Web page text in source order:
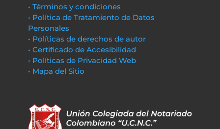
• Términos y condiciones
• Política de Tratamiento de Datos
Personales
• Políticas de derechos de autor
• Certificado de Accesibilidad
• Políticas de Privacidad Web
• Mapa del Sitio